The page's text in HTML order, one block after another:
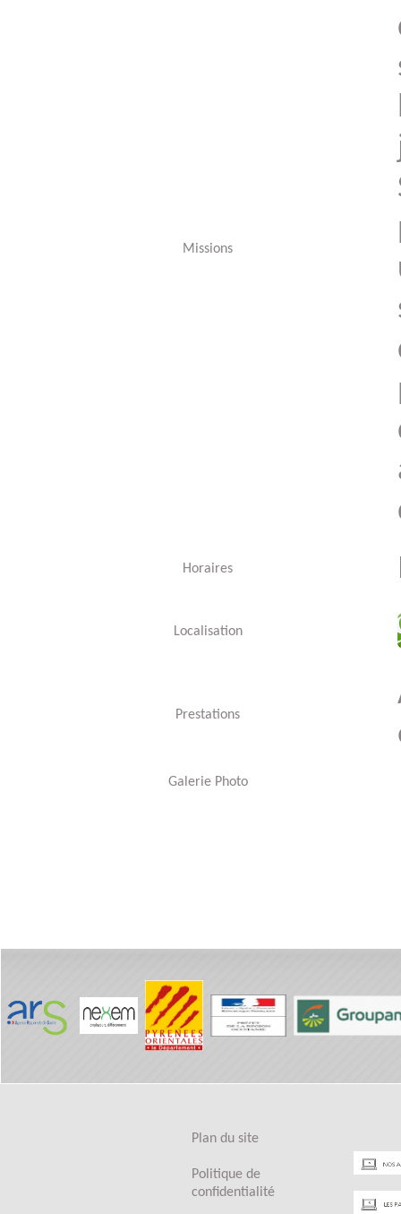
Missions
Horaires
Localisation
Prestations
Galerie Photo
Plan du site
Politique de
confidentialité